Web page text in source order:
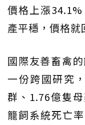
價格上漲
產平穩，價格就
國際友善畜禽
一份跨國研究
群、1.76億隻
籠飼系統死亡